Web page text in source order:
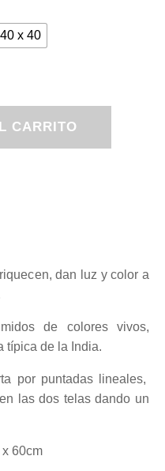
x 40
CARRITO
dan luz y color a
de colores vivos,
típica de la India.
por puntadas lineales,
las dos telas dando un
60cm